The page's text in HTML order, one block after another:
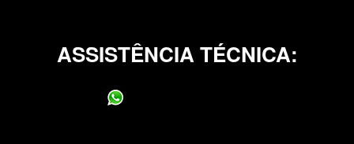
ASSISTÊNCIA TÉCNICA: